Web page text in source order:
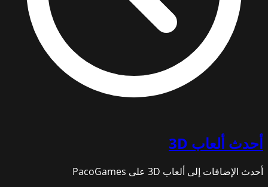
أحدث ألعاب 3D
أحدث الإضافات إلى ألعاب 3D على PacoGames